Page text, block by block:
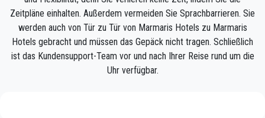
helfen Gepäck und bringen Sie zu Ihrem Ziel in
Marmaris .
Ihre Erfahrung mit unserem Transferservice wird
hervorragend sein, da unser Team aus stolzen
Fachleuten besteht, die dafür sorgen, dass Sie
Zeitpläne einhalten. Außerdem vermeiden Sie Sprachbarrieren. Sie
werden auch von Tür zu Tür von Marmaris Hotels zu Marmaris
Hotels gebracht und müssen das Gepäck nicht tragen. Schließlich
ist das Kundensupport-Team vor und nach Ihrer Reise rund um die
Uhr verfügbar.